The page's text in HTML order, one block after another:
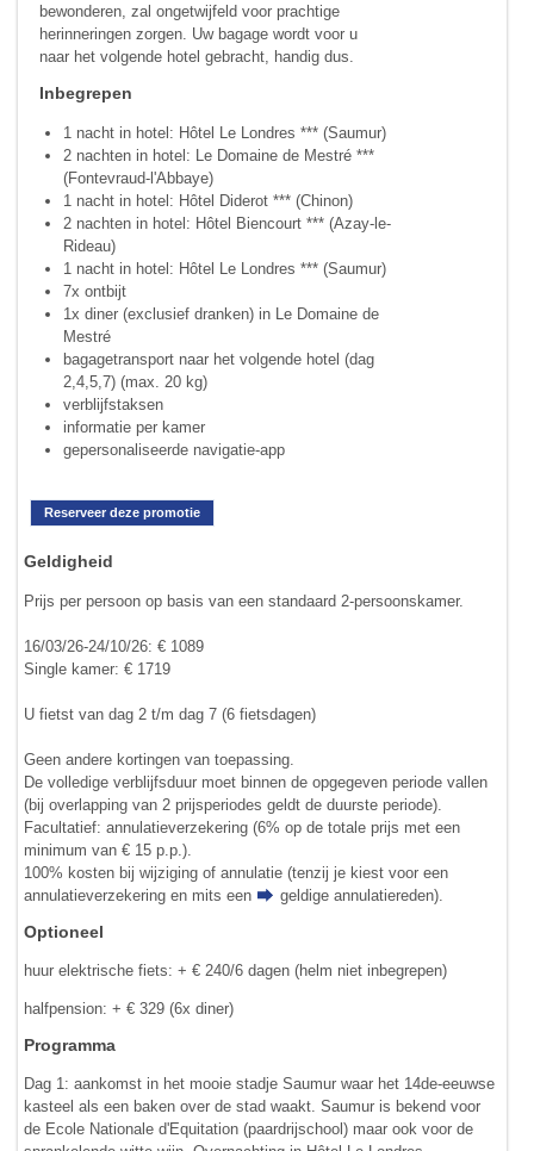
bewonderen, zal ongetwijfeld voor prachtige
herinneringen zorgen. Uw bagage wordt voor u
naar het volgende hotel gebracht, handig dus.
Inbegrepen
1 nacht in hotel: Hôtel Le Londres *** (Saumur)
2 nachten in hotel: Le Domaine de Mestré ***
(Fontevraud-l'Abbaye)
1 nacht in hotel: Hôtel Diderot *** (Chinon)
2 nachten in hotel: Hôtel Biencourt *** (Azay-le-
Rideau)
1 nacht in hotel: Hôtel Le Londres *** (Saumur)
7x ontbijt
1x diner (exclusief dranken) in Le Domaine de
Mestré
bagagetransport naar het volgende hotel (dag
2,4,5,7) (max. 20 kg)
verblijfstaksen
informatie per kamer
gepersonaliseerde navigatie-app
Reserveer deze promotie
Geldigheid
Prijs per persoon op basis van een standaard 2-persoonskamer.
16/03/26-24/10/26: € 1089
Single kamer: € 1719
U fietst van dag 2 t/m dag 7 (6 fietsdagen)
Geen andere kortingen van toepassing.
De volledige verblijfsduur moet binnen de opgegeven periode vallen
(bij overlapping van 2 prijsperiodes geldt de duurste periode).
Facultatief: annulatieverzekering (6% op de totale prijs met een
minimum van € 15 p.p.).
100% kosten bij wijziging of annulatie (tenzij je kiest voor een
annulatieverzekering en mits een
geldige annulatiereden).
Optioneel
huur elektrische fiets: + € 240/6 dagen (helm niet inbegrepen)
halfpension: + € 329 (6x diner)
Programma
Dag 1: aankomst in het mooie stadje Saumur waar het 14de-eeuwse
kasteel als een baken over de stad waakt. Saumur is bekend voor
de Ecole Nationale d'Equitation (paardrijschool) maar ook voor de